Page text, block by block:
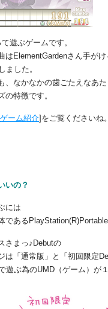
遊ぶゲームです。
はElementGardenさん手がけ
ました。
、なかなかの歯ごたえなあ
の特徴です。
ゲーム紹介]をご覧くださいね。
いの？
には
であるPlayStation(R)Portable
さまっ♪Debutの
は「通常版」と「初回限定
遊ぶ為のUMD（ゲーム）が